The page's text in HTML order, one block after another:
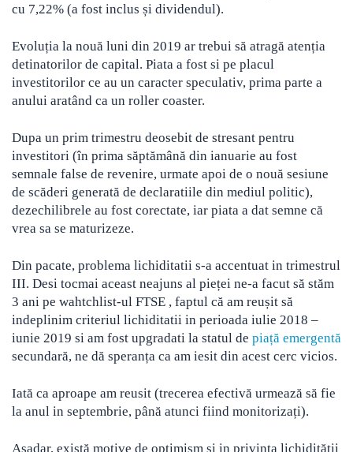
cu 7,22% (a fost inclus și dividendul).
Evoluția la nouă luni din 2019 ar trebui să atragă atenția
detinatorilor de capital. Piata a fost si pe placul
investitorilor ce au un caracter speculativ, prima parte a
anului aratând ca un roller coaster.
Dupa un prim trimestru deosebit de stresant pentru
investitori (în prima săptămână din ianuarie au fost
semnale false de revenire, urmate apoi de o nouă sesiune
de scăderi generată de declaratiile din mediul politic),
dezechilibrele au fost corectate, iar piata a dat semne că
vrea sa se maturizeze.
Din pacate, problema lichiditatii s-a accentuat in trimestrul
III. Desi tocmai aceast neajuns al pieței ne-a facut să stăm
3 ani pe wahtchlist-ul FTSE , faptul că am reușit să
indeplinim criteriul lichiditatii in perioada iulie 2018 –
iunie 2019 si am fost upgradati la statul de piață emergentă
secundară, ne dă speranța ca am iesit din acest cerc vicios.
Iată ca aproape am reusit (trecerea efectivă urmează să fie
la anul in septembrie, până atunci fiind monitorizați).
Așadar, există motive de optimism și in privința lichidității